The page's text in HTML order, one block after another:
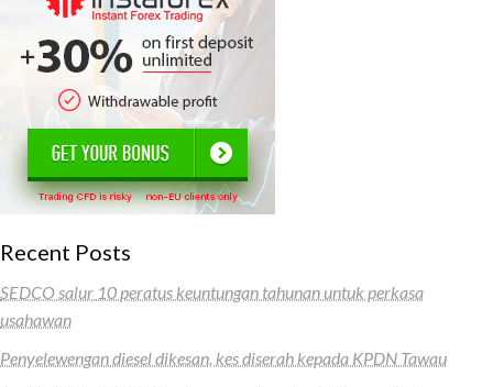
Recent Posts
SEDCO salur 10 peratus keuntungan tahunan untuk perkasa
usahawan
Penyelewengan diesel dikesan, kes diserah kepada KPDN Tawau